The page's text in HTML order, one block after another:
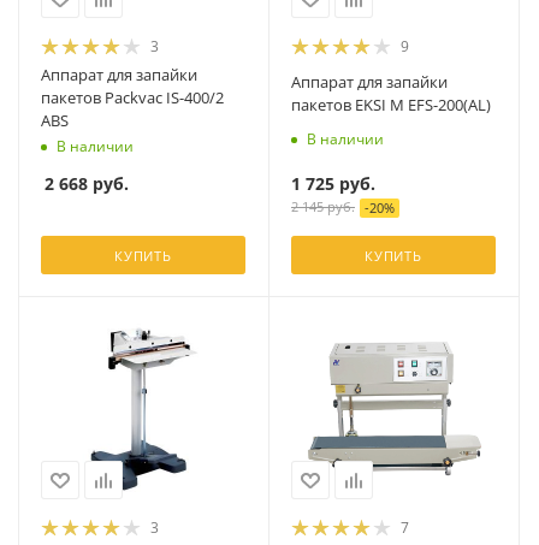
3
Аппарат для запайки
пакетов Packvac IS-400/2
ABS
В наличии
2 668 руб.
КУПИТЬ
9
Аппарат для запайки
пакетов EKSI М EFS-200(AL)
В наличии
1 725 руб.
2 145руб. -20%
КУПИТЬ
3 7